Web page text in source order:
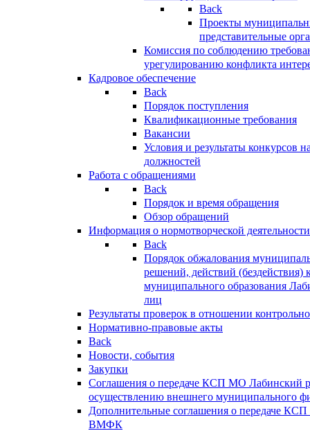
Back
Проекты
представительные
Комиссия по соблюдению
урегулированию конфликта
Кадровое обеспечение
Back
Порядок поступления
Квалификационные требования
Вакансии
Условия и результаты конкурсов
должностей
Работа с обращениями
Back
Порядок и время обращения
Обзор обращений
Информация о нормотворческой деятельности
Back
Порядок обжалования
решений, действий (бездействия)
муниципального образования
лиц
Результаты проверок в отношении
Нормативно-правовые акты
Back
Новости, события
Закупки
Соглашения о передаче КСП МО Лабинский
осуществлению внешнего муниципального
Дополнительные соглашения о передаче
ВМФК